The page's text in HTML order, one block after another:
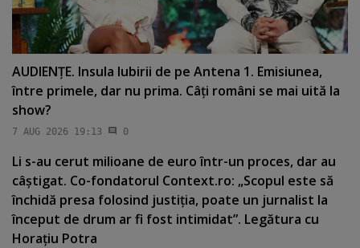
AUDIENŢE. Insula Iubirii de pe Antena 1. Emisiunea,
între primele, dar nu prima. Câţi români se mai uită la
show?
7 AUG 2026 19:13 0
Li s-au cerut milioane de euro într-un proces, dar au
câştigat. Co-fondatorul Context.ro: „Scopul este să
închidă presa folosind justiţia, poate un jurnalist la
început de drum ar fi fost intimidat”. Legătura cu
Horaţiu Potra